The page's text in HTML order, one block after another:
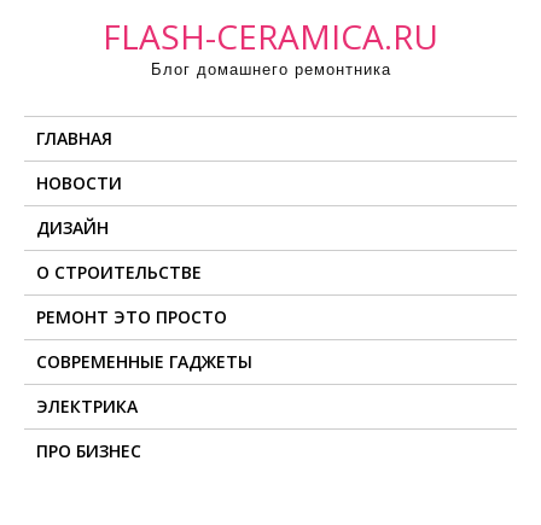
FLASH-CERAMICA.RU
Блог домашнего ремонтника
ГЛАВНАЯ
НОВОСТИ
ДИЗАЙН
О СТРОИТЕЛЬСТВЕ
РЕМОНТ ЭТО ПРОСТО
СОВРЕМЕННЫЕ ГАДЖЕТЫ
ЭЛЕКТРИКА
ПРО БИЗНЕС